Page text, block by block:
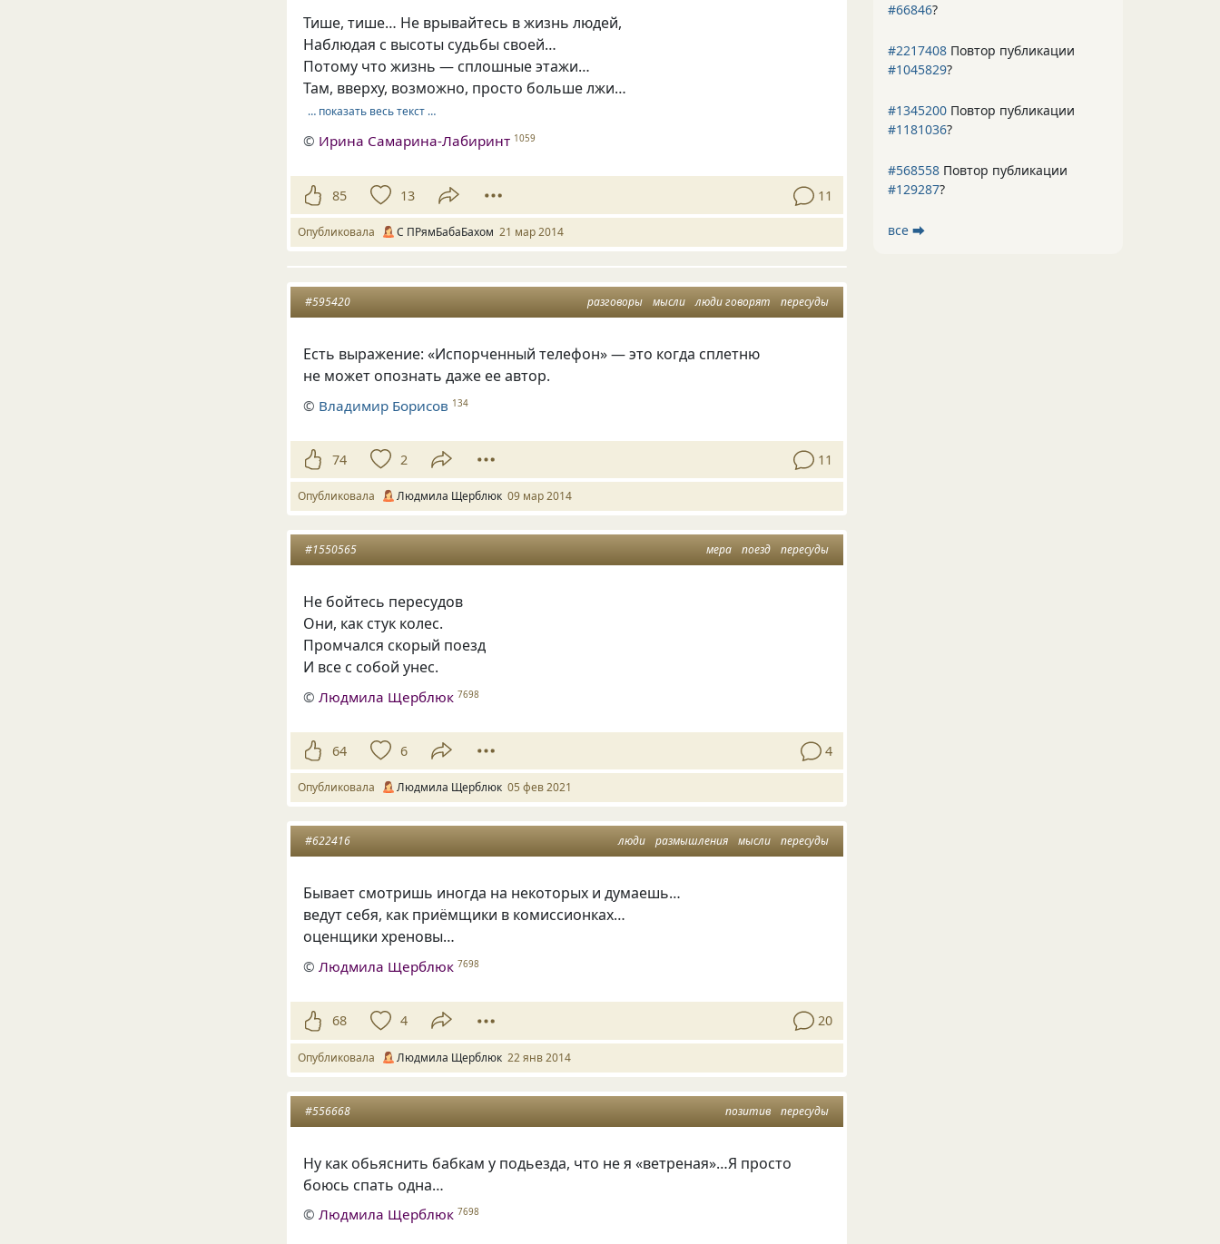
Тише, тише… Не врывайтесь в жизнь людей,
Наблюдая с высоты судьбы своей…
Потому что жизнь — сплошные этажи…
Там, вверху, возможно, просто больше лжи…
… показать весь текст …
© Ирина Самарина-Лабиринт 1059
85 13 11
Опубликовала С ПРямБабаБахом 21 мар 2014
разговоры мысли люди говорят пересуды
#595420
Есть выражение: «Испорченный телефон» — это когда сплетню
не может опознать даже ее автор.
© Владимир Борисов 134
74 2 11
Опубликовала Людмила Щерблюк 09 мар 2014
мера поезд пересуды
#1550565
Не бойтесь пересудов
Они, как стук колес.
Промчался скорый поезд
И все с собой унес.
©Людмила Щерблюк 7698
64 6 4
Опубликовала Людмила Щерблюк 05 фев 2021
люди размышления мысли пересуды
#622416
Бывает смотришь иногда на некоторых и думаешь…
ведут себя, как приёмщики в комиссионках…
оценщики хреновы…
©Людмила Щерблюк 7698
68 4 20
Опубликовала Людмила Щерблюк 22 янв 2014
позитив пересуды
#556668
Ну как обьяснить бабкам у подьезда, что не я «ветреная»…Я просто
боюсь спать одна…
©Людмила Щерблюк 7698
#66846?
#2217408 Повтор публикации
#1045829?
#1345200 Повтор публикации
#1181036?
#568558 Повтор публикации
#129287?
все ⮕